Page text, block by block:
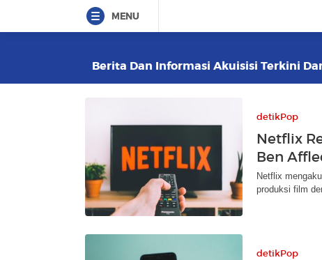
MENU
Berita Dan Informasi Akuisisi Terkini
detikPop
Netflix
Ben
Netflix
produksi film
detikPop